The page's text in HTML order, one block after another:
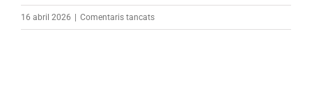
16 abril 2026 Comentaris tancatsa